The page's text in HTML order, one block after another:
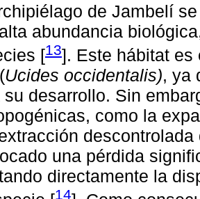
de Jambelí
abundancia
[13]. Este hábitat es
Ucides occidentalis), ya
su desarrollo. Sin
como la
una pérdida
directamente la
14